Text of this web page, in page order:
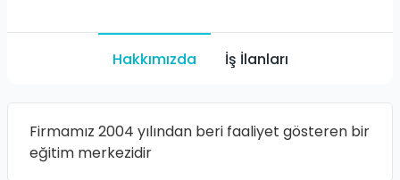
Hakkımızda İş İlanları
Firmamız 2004 yılından beri faaliyet gösteren bir
eğitim merkezidir